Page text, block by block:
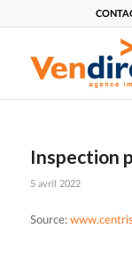
Inspection
5 avril 2022
Source: